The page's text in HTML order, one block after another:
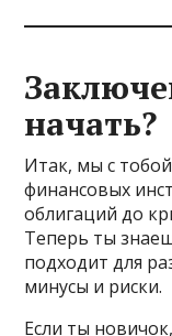
начать?
Итак, мы с
финансовых
облигаций до
Теперь ты
подходит для
минусы и риски.
Если ты